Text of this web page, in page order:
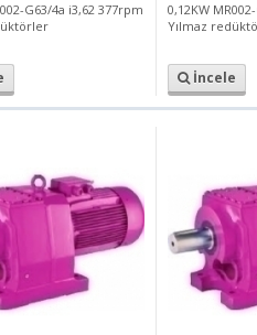
G63/4a i3,62 377rpm
0,12KW
Yılmaz
İncele